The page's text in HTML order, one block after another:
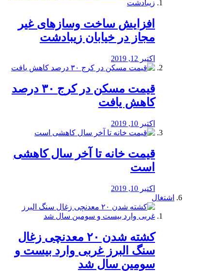
افزایش ساخت وسازهای غیر
مجاز در خیابان زیبادشت
اکتبر 12, 2019
️قیمت مسکن در کرج ۳۰ درصد
کاهش یافت
اکتبر 10, 2019
قیمت خانه تا آخر سال کاهشی
است
اکتبر 10, 2019
اشتغال
کشته شدن ۲۰ معدنچی زغال
سنگ البرز غربی وارد بیست و
سومین سال شد